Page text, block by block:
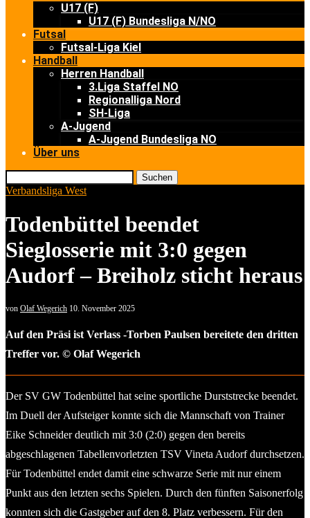
U17 (F)
U17 (F) Bundesliga N/NO
Futsal
Futsal-Liga Kiel
Handball
Herren Handball
3.Liga Staffel NO
Regionalliga Nord
SH-Liga
A-Jugend
A-Jugend Bundesliga NO
Über uns
Suchen
Verbandsliga West
Todenbüttel beendet
Sieglosserie mit 3:0 gegen
Audorf – Breiholz sticht heraus
von Olaf Wegerich 10. November 2025
Auf den Präsi ist Verlass -Torben Paulsen bereitete den dritten
Treffer vor. © Olaf Wegerich
Der SV GW Todenbüttel hat seine sportliche Durststrecke beendet.
Im Duell der Aufsteiger konnte sich die Mannschaft von Trainer
Eike Schneider deutlich mit 3:0 (2:0) gegen den bereits
abgeschlagenen Tabellenvorletzten TSV Vineta Audorf durchsetzen.
Für Todenbüttel endet damit eine schwarze Serie mit nur einem
Punkt aus den letzten sechs Spielen. Durch den fünften Saisonerfolg
konnten sich die Gastgeber auf den 8. Platz verbessern. Für den